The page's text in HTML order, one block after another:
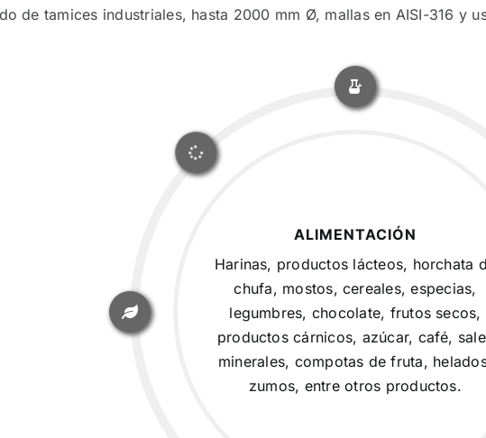
de tamices industriales, hasta 2000 mm Ø, mallas en AISI-316 y
ALIMENTACIÓN
Harinas, productos lácteos, horchata
chufa, mostos, cereales, especias,
legumbres, chocolate, frutos secos,
productos cárnicos, azúcar, café,
minerales, compotas de fruta,
zumos, entre otros productos.